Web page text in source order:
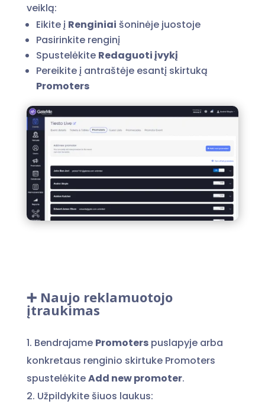
veiklą:
Eikite į Renginiai šoninėje juostoje
Pasirinkite renginį
Spustelėkite Redaguoti įvykį
Pereikite į antraštėje esantį skirtuką
Promoters
➕ Naujo reklamuotojo
įtraukimas
1. Bendrajame Promoterspuslapyje arba
konkretaus renginio skirtuke Promoters
spustelėkiteAdd new promoter.
2. Užpildykite šiuos laukus: